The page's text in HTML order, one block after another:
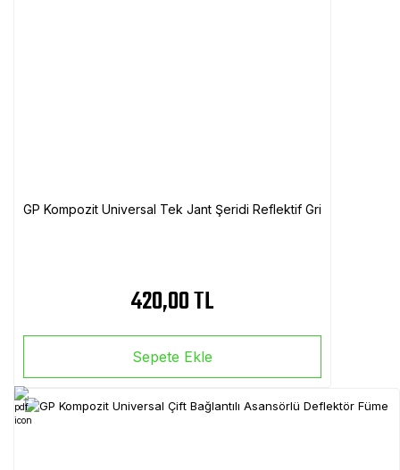
GP Kompozit Universal Tek Jant Şeridi Reflektif Gri
420,00 TL
Sepete Ekle